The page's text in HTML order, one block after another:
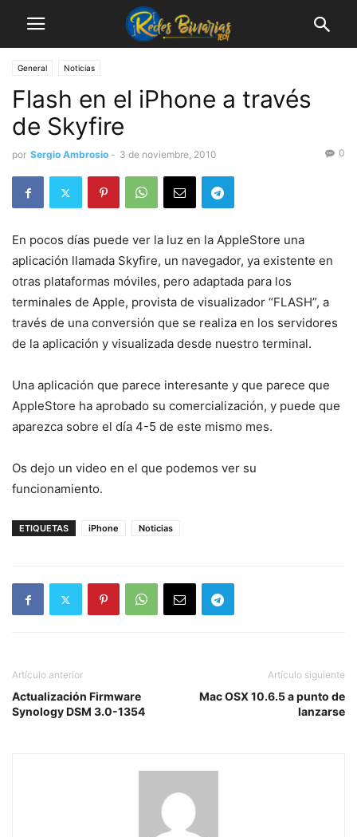
General Noticias
Flash en el iPhone a través
de Skyfire
por Sergio Ambrosio - 3 de noviembre, 2010 0
En pocos días puede ver la luz en la AppleStore una
aplicación llamada Skyfire, un navegador, ya existente en
otras plataformas móviles, pero adaptada para los
terminales de Apple, provista de visualizador “FLASH”, a
través de una conversión que se realiza en los servidores
de la aplicación y visualizada desde nuestro terminal.
Una aplicación que parece interesante y que parece que
AppleStore ha aprobado su comercialización, y puede que
aparezca sobre el día 4-5 de este mismo mes.
Os dejo un video en el que podemos ver su
funcionamiento.
ETIQUETAS iPhone Noticias
Artículo anterior
Actualización Firmware
Synology DSM 3.0-1354
Artículo siguiente
Mac OSX 10.6.5 a punto de
lanzarse